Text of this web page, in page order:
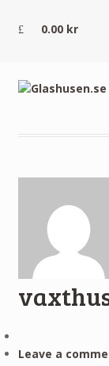
0.00 kr
Leave a